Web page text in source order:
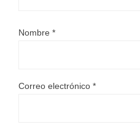
Nombre *
Correo electrónico *